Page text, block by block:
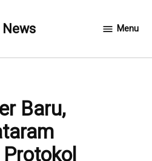
News Menu
Baru,